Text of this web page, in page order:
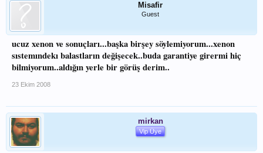
Misafir
Guest
ucuz xenon ve sonuçları...başka birşey söylemiyorum...xenon
sıstemındekı balastların değişecek..buda garantiye girermi hiç
bilmiyorum..aldığın yerle bir görüş derim..
23 Ekim 2008
mirkan
Vip Üye